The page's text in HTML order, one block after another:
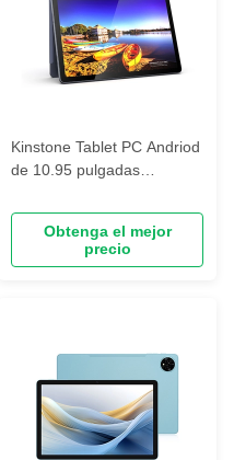
Kinstone Tablet PC Andriod
de 10.95 pulgadas
Incell, 6GB+128GB
Obtenga el mejor
precio